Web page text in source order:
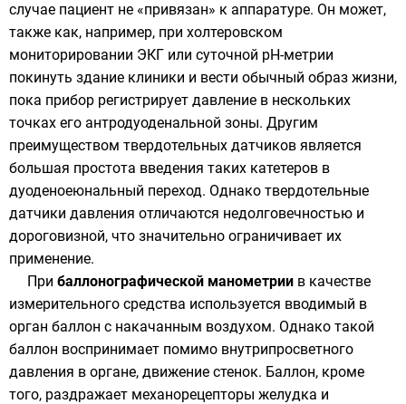
случае пациент не «привязан» к аппаратуре. Он может,
также как, например, при холтеровском
мониторировании ЭКГ или суточной рН-метрии
покинуть здание клиники и вести обычный образ жизни,
пока прибор регистрирует давление в нескольких
точках его антродуоденальной зоны. Другим
преимуществом твердотельных датчиков является
большая простота введения таких катетеров в
дуоденоеюнальный переход. Однако твердотельные
датчики давления отличаются недолговечностью и
дороговизной, что значительно ограничивает их
применение.
При баллонографической манометрии в качестве
измерительного средства используется вводимый в
орган баллон с накачанным воздухом. Однако такой
баллон воспринимает помимо внутрипросветного
давления в органе, движение стенок. Баллон, кроме
того, раздражает механорецепторы желудка и